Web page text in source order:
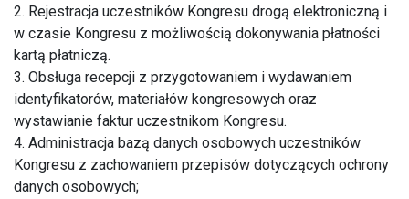
2. Rejestracja uczestników Kongresu drogą elektroniczną i
w czasie Kongresu z możliwością dokonywania płatności
kartą płatniczą.
3. Obsługa recepcji z przygotowaniem i wydawaniem
identyfikatorów, materiałów kongresowych oraz
wystawianie faktur uczestnikom Kongresu.
4. Administracja bazą danych osobowych uczestników
Kongresu z zachowaniem przepisów dotyczących ochrony
danych osobowych;